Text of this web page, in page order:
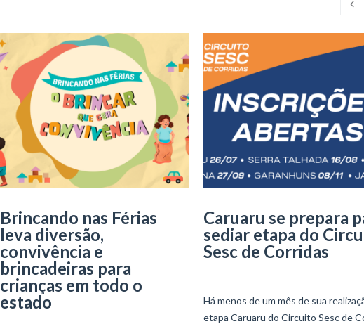
Brincando nas Férias
leva diversão,
convivência e
brincadeiras para
crianças em todo o
estado
Caruaru se prepara
sediar etapa do
Sesc de Corridas
Há menos de um mês de sua
etapa Caruaru do Circuito Sesc de